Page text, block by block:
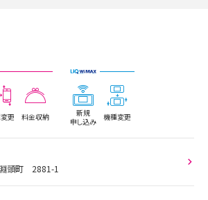
更 料金収納
新規
申し込み
機種変更
頭町 2881-1